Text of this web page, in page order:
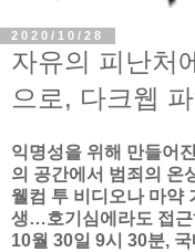
2020/10/28
자유의 피난처
으로, 다크웹
익명성을 위해 만들어
의 공간에서 범죄의 온
웰컴 투 비디오나 마약
생…호기심에라도 접근
10월 30일 9시 30분,